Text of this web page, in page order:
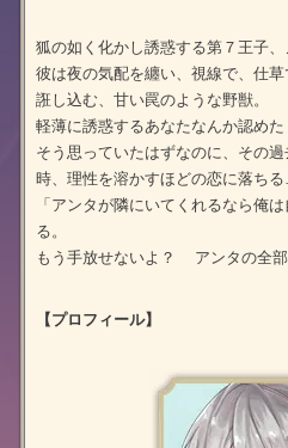
狐の如く化かし誘惑する第７王子、
彼は夜の気配を纏い、視線で、仕
誑し込む、甘い罠のような野獣。
軽薄に誘惑するあなたなんか認め
そう思っていたはずなのに、その
時、理性を溶かすほどの恋に落ち
「アンタが隣にいてくれるなら俺
る。
もう手放せないよ？ アンタの全部
【プロフィール】